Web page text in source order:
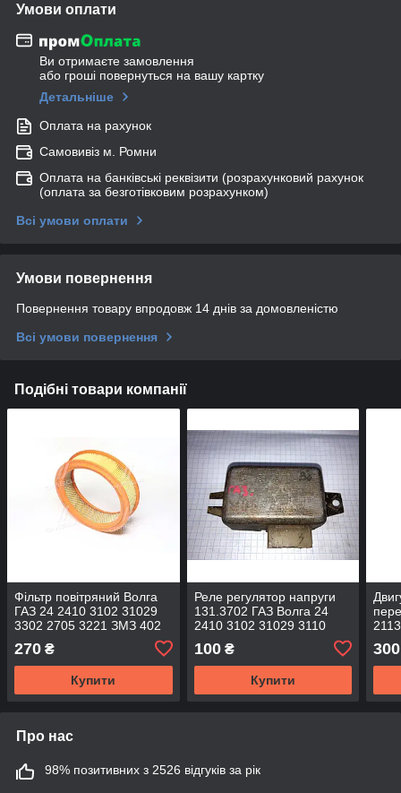
Умови оплати
Ви отримаєте замовлення
або гроші повернуться на вашу картку
Детальніше
Оплата на рахунок
Самовивіз м. Ромни
Оплата на банківські реквізити (розрахунковий рахунок
(оплата за безготівковим розрахунком)
Всі умови оплати
Умови повернення
Повернення товару впродовж 14 днів за домовленістю
Всі умови повернення
Подібні товари компанії
Фільтр повітряний Волга
ГАЗ 24 2410 3102 31029
3302 2705 3221 ЗМЗ 402
270 ₴
Купити
Реле регулятор напруги
131.3702 ГАЗ Волга 24
2410 3102 31029 3110
100₴
Купити
300
Про нас
98% позитивних з 2526 відгуків за рік